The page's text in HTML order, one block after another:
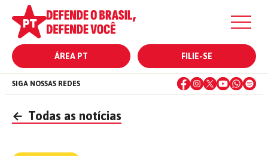
ÁREA PT FILIE-SE
SIGA NOSSAS REDES
← Todas as notícias